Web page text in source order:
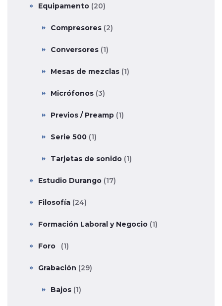
Equipamento (20)
Compresores (2)
Conversores (1)
Mesas de mezclas (1)
Micrófonos (3)
Previos / Preamp (1)
Serie 500 (1)
Tarjetas de sonido (1)
Estudio Durango (17)
Filosofía (24)
Formación Laboral y Negocio (1)
Foro (1)
Grabación (29)
Bajos (1)